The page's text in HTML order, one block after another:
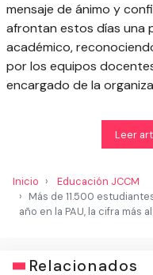
mensaje de ánimo y
afrontan estos días una
académico,
por los equipos
encargado de la
Leer
Inicio
Educación JCCM
Más de 11.500
año en la PAU, la cifra más
Relacionados